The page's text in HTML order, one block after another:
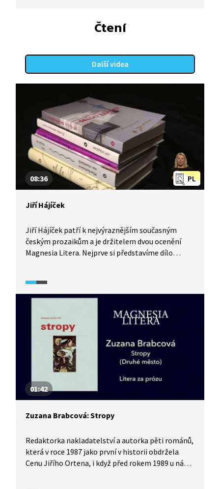
Čtení
Další videa
PL
08:36
Jiří Hájíček
Jiří Hájíček patří k nejvýraznějším současným
českým prozaikům a je držitelem dvou ocenění
Magnesia Litera. Nejprve si představíme dílo
obsahuje ukázky z Hájíčkových děl, předčítané
různými osobnostmi. Hájíčkovo literární dílo
charakterizují literární kritik Radim Kopáč
a literární publicista Jan M. Heller.
01:42
Zuzana Brabcová: Stropy
Redaktorka nakladatelství a autorka pěti románů,
která v roce 1987 jako první v historii obdržela
Cenu Jiřího Ortena, i když před rokem 1989 u nás